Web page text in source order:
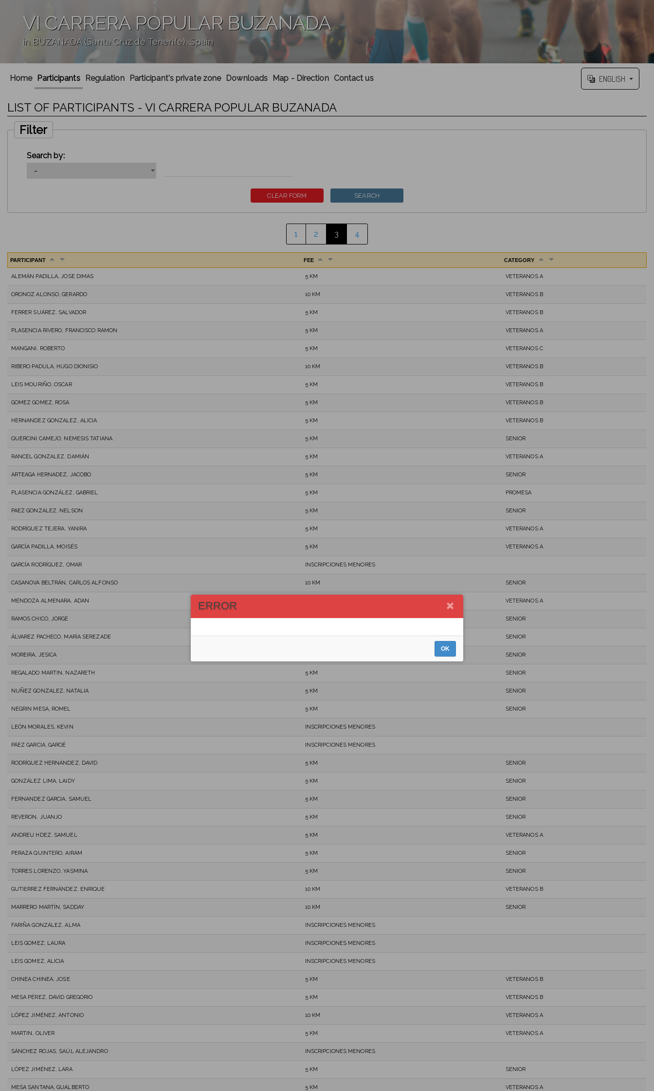
VI CARRERA POPULAR BUZANADA
in BUZANADA (Santa Cruz de Tenerife), Spain
Home Participants Regulation Participant's private zone Downloads Map - Direction Contact us ENGLISH
LIST OF PARTICIPANTS - VI CARRERA POPULAR BUZANADA
Filter
Search by:
1 2 3 4
PARTICIPANT FEE CATEGORY
ALEMÁN PADILLA, JOSE DIMAS 5 KM VETERANOS A
ORONOZ ALONSO, GERARDO 10 KM VETERANOS B
FERRER SUÁREZ, SALVADOR 5 KM VETERANOS B
PLASENCIA RIVERO, FRANCISCO RAMON 5 KM VETERANOS A
MANGANI, ROBERTO 5 KM VETERANOS C
RIBERO PADULA, HUGO DIONISIO 10 KM VETERANOS B
LEIS MOURIÑO, OSCAR 5 KM VETERANOS B
GOMEZ GOMEZ, ROSA 5 KM VETERANOS B
HERNANDEZ GONZALEZ, ALICIA 5 KM VETERANOS B
QUERCINI CAMEJO, NEMESIS TATIANA 5 KM SENIOR
RANCEL GONZALEZ, DAMIÁN 5 KM VETERANOS A
ARTEAGA HERNADEZ, JACOBO 5 KM SENIOR
PLASENCIA GONZÁLEZ, GABRIEL 5 KM PROMESA
PAEZ GONZALEZ, NELSON 5 KM SENIOR
RODRÍGUEZ TEJERA, YANIRA 5 KM VETERANOS A
GARCÍA PADILLA, MOISÉS 5 KM VETERANOS A
GARCÍA RODRÍGUEZ, OMAR INSCRIPCIONES MENORES
CASANOVA BELTRÁN, CARLOS ALFONSO 10 KM SENIOR
MENDOZA ALMENARA, ADAN VETERANOS A
RAMOS CHICO, JORGE 10 KM SENIOR
ÁLVAREZ PACHECO, MARÍA SEREZADE 5 KM SENIOR
MOREIRA, JESICA SENIOR
REGALADO MARTIN, NAZARETH 5 KM SENIOR
NUÑEZ GONZALEZ, NATALIA 5 KM SENIOR
NEGRIN MESA, ROMEL 5 KM SENIOR
LEÓN MORALES, KEVIN INSCRIPCIONES MENORES
PÁEZ GARCIA, GAROÉ INSCRIPCIONES MENORES
RODRÍGUEZ HERNÁNDEZ, DAVID 5 KM SENIOR
GONZÁLEZ LIMA, LAIDY 5 KM SENIOR
FERNANDEZ GARCIA, SAMUEL 5 KM SENIOR
REVERON, JUANJO 5 KM SENIOR
ANDREU HDEZ, SAMUEL 5 KM VETERANOS A
PERAZA QUINTERO, AIRAM 5 KM SENIOR
TORRES LORENZO, YASMINA 5 KM SENIOR
GUTIERREZ FERNÁNDEZ, ENRIQUE 10 KM VETERANOS B
MARRERO MARTÍN, SADDAY 10 KM SENIOR
FARIÑA GONZÁLEZ, ALMA INSCRIPCIONES MENORES
LEIS GOMEZ, LAURA INSCRIPCIONES MENORES
LEIS GOMEZ, ALICIA INSCRIPCIONES MENORES
CHINEA CHINEA, JOSE 5 KM VETERANOS B
MESA PÉREZ, DAVID GREGORIO 5 KM VETERANOS B
LÓPEZ JIMÉNEZ, ANTONIO 10 KM VETERANOS A
MARTIN, OLIVER 5 KM VETERANOS A
SÁNCHEZ ROJAS, SAÚL ALEJANDRO INSCRIPCIONES MENORES
LÓPEZ JIMÉNEZ, LARA 5 KM SENIOR
MESA SANTANA, GUALBERTO 5 KM VETERANOS A
ERROR
OK